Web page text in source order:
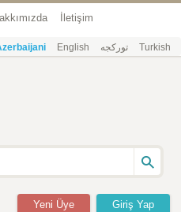
İletişim
English تورکجه Turkish
Giriş Yap
Yeni Üye